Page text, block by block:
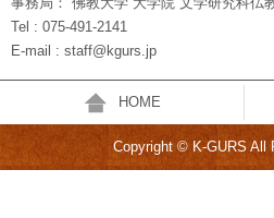
Tel : 075-491-2141
E-mail : staff@kgurs.jp
HOME
Copyright © K-GURS All